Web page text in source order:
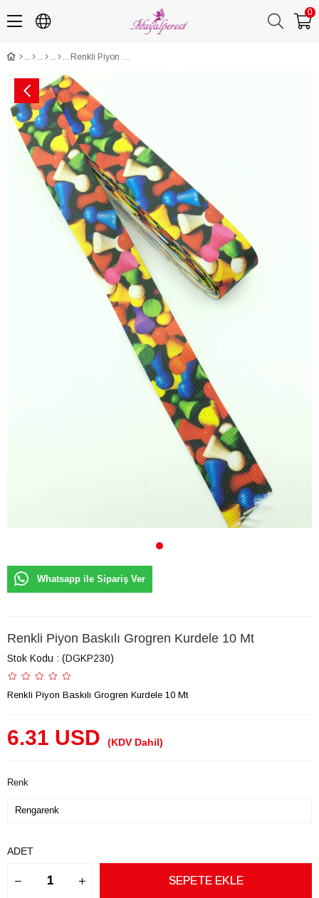
0
Renkli Piyon Baskılı Grogren Kurdele 10 Mt
Whatsapp ile Sipariş Ver
Renkli Piyon Baskılı Grogren Kurdele 10 Mt
Stok Kodu (DGKP230)
Renkli Piyon Baskılı Grogren Kurdele 10 Mt
6.31 USD (KDV Dahil)
Renk
ADET